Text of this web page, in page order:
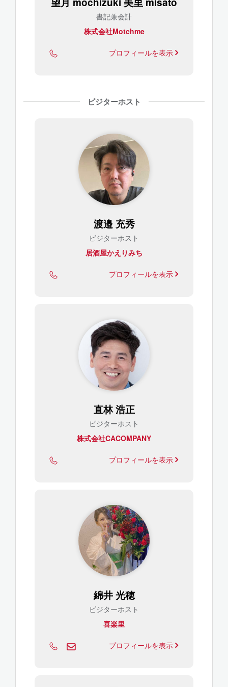
書記兼会計
株式会社Motchme
プロフィールを表示
ビジターホスト
渡邉 充秀
ビジターホスト
居酒屋かえりみち
プロフィールを表示
直林 浩正
ビジターホスト
株式会社CACOMPANY
プロフィールを表示
綿井 光穂
ビジターホスト
喜楽里
プロフィールを表示